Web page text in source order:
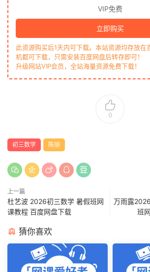
VIP免费
立即购买
此资源购买后1天内可下载。本站资源均存放在
机都可下载，只需安装百度网盘后转存即可！
升级网站VIP会员，全站海量资源免费下载！
0
初三数学 陈丽
上一篇
杜艺波 2026初三数学 暑假班网
课教程 百度网盘下载
万雨露
班
猜你喜欢